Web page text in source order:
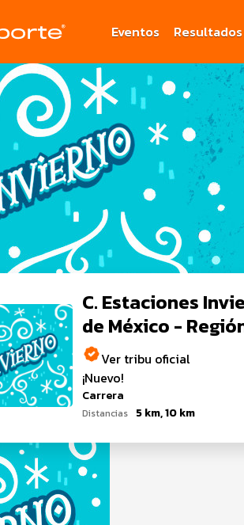
Eventos Resultados
C. Estaciones
de México -
Ver tribu oficial
¡Nuevo!
Carrera
Distancias 5 km, 10 km